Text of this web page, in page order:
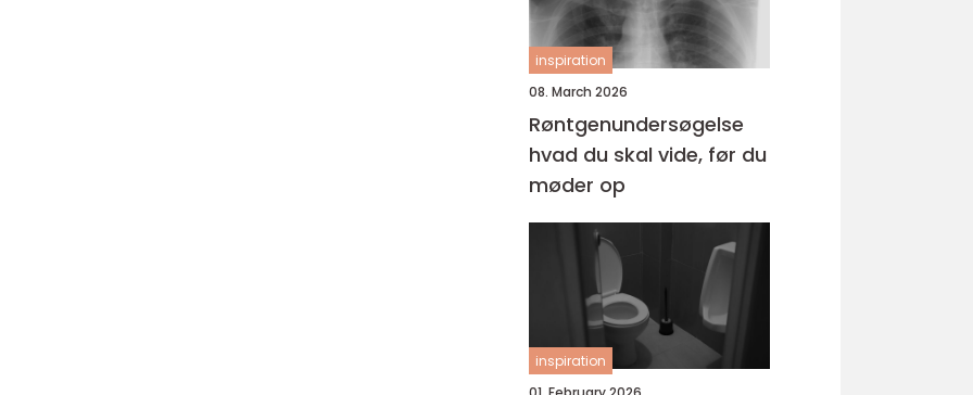
inspiration
08. March 2026
Røntgenundersøgelse
hvad du skal vide, før du
møder op
inspiration